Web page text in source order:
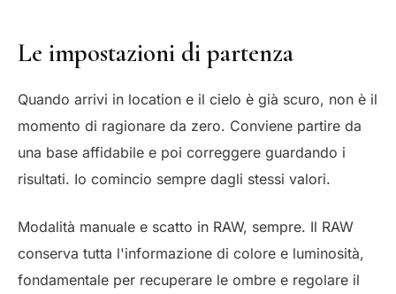
Le impostazioni di partenza
Quando arrivi in location e il cielo è già scuro, non è il
momento di ragionare da zero. Conviene partire da
una base affidabile e poi correggere guardando i
risultati. Io comincio sempre dagli stessi valori.
Modalità manuale e scatto in RAW, sempre. Il RAW
conserva tutta l'informazione di colore e luminosità,
fondamentale per recuperare le ombre e regolare il